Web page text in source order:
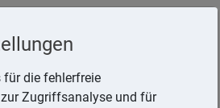
Suchen
für die fehlerfreie
Zugriffsanalyse und für